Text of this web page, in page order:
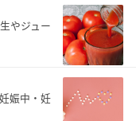
やジュー
娠中・妊